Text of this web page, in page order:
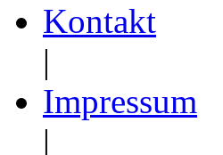
Kontakt
|
Impressum
|